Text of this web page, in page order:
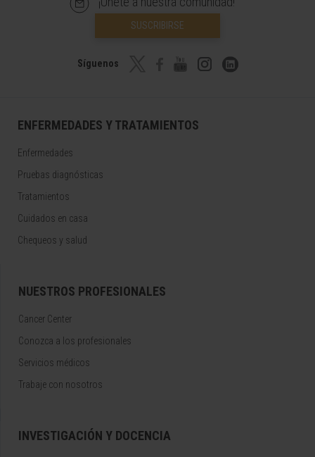
SUSCRIBIRSE
Síguenos
ENFERMEDADES Y TRATAMIENTOS
Enfermedades
Pruebas diagnósticas
Tratamientos
Cuidados en casa
Chequeos y salud
NUESTROS PROFESIONALES
Cancer Center
Conozca a los profesionales
Servicios médicos
Trabaje con nosotros
INVESTIGACIÓN Y DOCENCIA